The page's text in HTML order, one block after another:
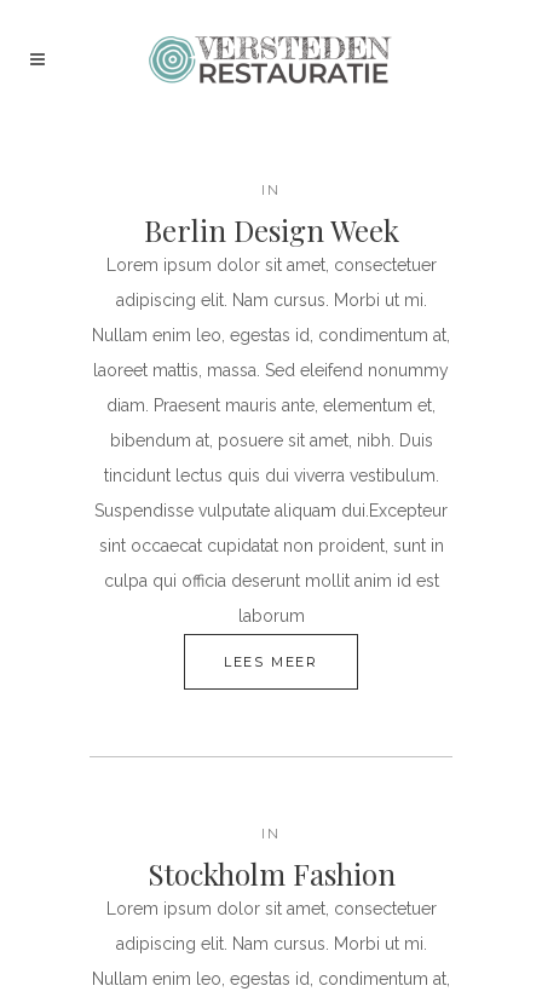
IN
Berlin Design Week
Lorem ipsum dolor sit amet, consectetuer
adipiscing elit. Nam cursus. Morbi ut mi.
Nullam enim leo, egestas id, condimentum at,
laoreet mattis, massa. Sed eleifend nonummy
diam. Praesent mauris ante, elementum et,
bibendum at, posuere sit amet, nibh. Duis
tincidunt lectus quis dui viverra vestibulum.
Suspendisse vulputate aliquam dui.Excepteur
sint occaecat cupidatat non proident, sunt in
culpa qui officia deserunt mollit anim id est
laborum
LEES MEER
IN
Stockholm Fashion
Lorem ipsum dolor sit amet, consectetuer
adipiscing elit. Nam cursus. Morbi ut mi.
Nullam enim leo, egestas id, condimentum at,